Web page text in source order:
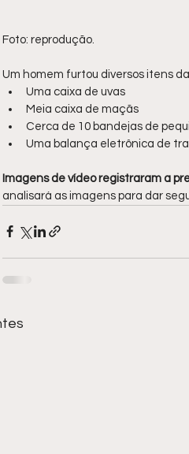
Foto: reprodução.
Um homem furtou diversos itens
Uma caixa de uvas
Meia caixa de maçãs
Cerca de 10 bandejas de pequi
Uma balança eletrônica de
Imagens de vídeo registraram a
analisará as imagens para dar